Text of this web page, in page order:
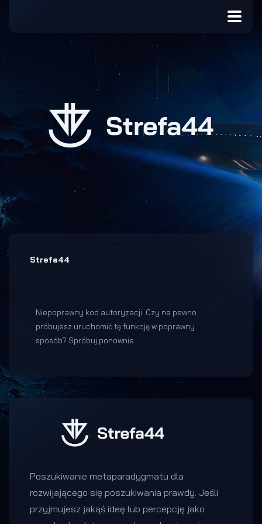
Strefa44
Niepoprawny kod autoryzacji. Czy na pewno
próbujesz uruchomić tę funkcję w poprawny
sposób? Spróbuj ponownie.
Poszukiwanie metaparadygmatu dla
rozwijającego się poszukiwania prawdy. Jeśli
przyjmujesz jakąś ideę lub percepcję jako